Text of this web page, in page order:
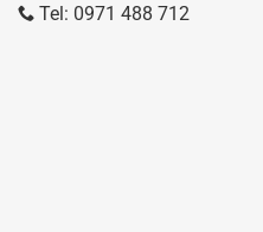
Tel: 0971 488 712